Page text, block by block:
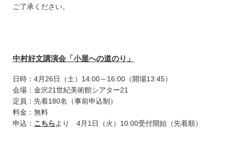
ご了承ください。
中村好文講演会「小屋への道のり」
日時：4月26日（土）14:00～16:00（開場13:45）
会場：金沢21世紀美術館シアター21
定員：先着180名（事前申込制）
料金：無料
申込： こちらより 4月1日（火）10:00受付開始（先着順）